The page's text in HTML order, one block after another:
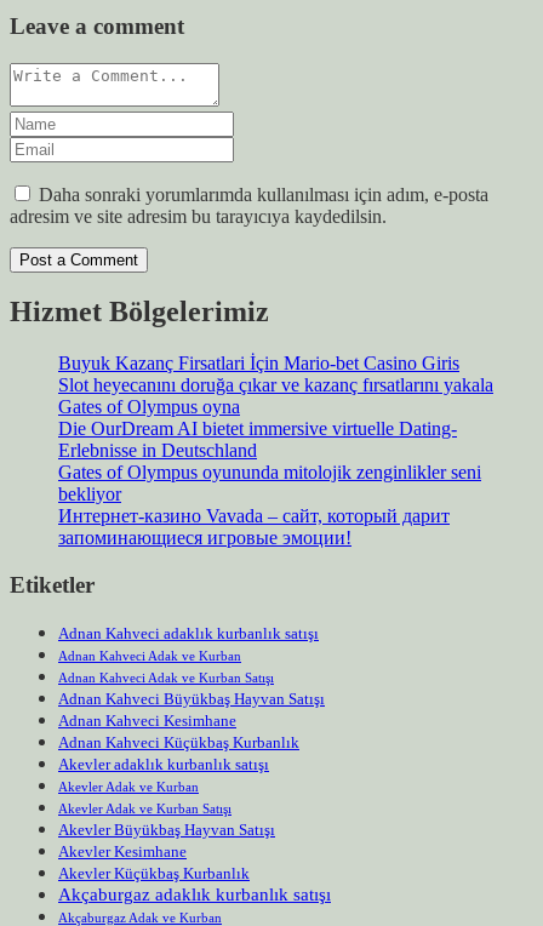
Leave a comment
Daha sonraki yorumlarımda kullanılması için adım, e-posta
adresim ve site adresim bu tarayıcıya kaydedilsin.
Hizmet Bölgelerimiz
Buyuk Kazanç Firsatlari İçin Mario-bet Casino Giris
Slot heyecanını doruğa çıkar ve kazanç fırsatlarını yakala
Gates of Olympus oyna
Die OurDream AI bietet immersive virtuelle Dating-
Erlebnisse in Deutschland
Gates of Olympus oyununda mitolojik zenginlikler seni
bekliyor
Интернет-казино Vavada – сайт, который дарит
запоминающиеся игровые эмоции!
Etiketler
Adnan Kahveci adaklık kurbanlık satışı
Adnan Kahveci Adak ve Kurban
Adnan Kahveci Adak ve Kurban Satışı
Adnan Kahveci Büyükbaş Hayvan Satışı
Adnan Kahveci Kesimhane
Adnan Kahveci Küçükbaş Kurbanlık
Akevler adaklık kurbanlık satışı
Akevler Adak ve Kurban
Akevler Adak ve Kurban Satışı
Akevler Büyükbaş Hayvan Satışı
Akevler Kesimhane
Akevler Küçükbaş Kurbanlık
Akçaburgaz adaklık kurbanlık satışı
Akçaburgaz Adak ve Kurban